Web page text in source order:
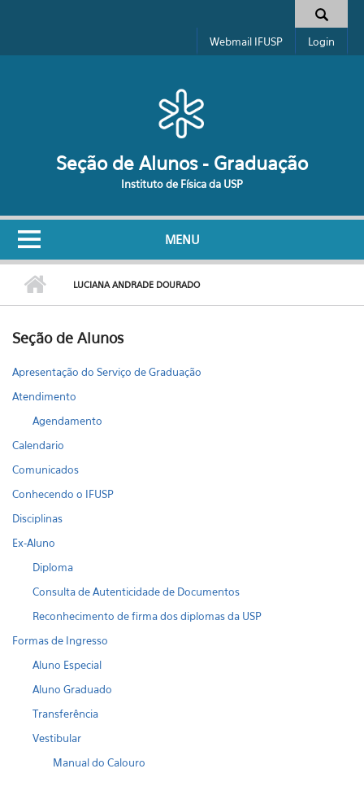
Formulário de busca
Webmail IFUSP Login
Seção de Alunos - Graduação
Instituto de Física da USP
MENU
LUCIANA ANDRADE DOURADO
Seção de Alunos
Apresentação do Serviço de Graduação
Atendimento
Agendamento
Calendario
Comunicados
Conhecendo o IFUSP
Disciplinas
Ex-Aluno
Diploma
Consulta de Autenticidade de Documentos
Reconhecimento de firma dos diplomas da USP
Formas de Ingresso
Aluno Especial
Aluno Graduado
Transferência
Vestibular
Manual do Calouro